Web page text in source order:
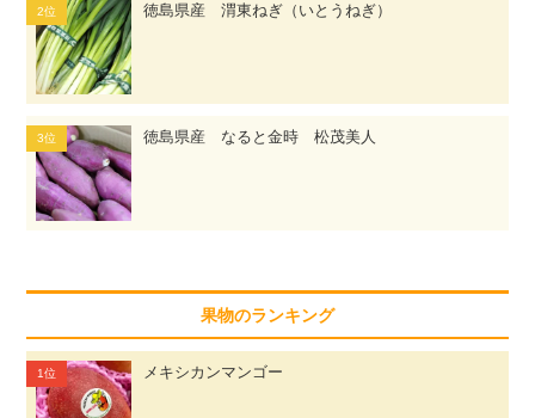
徳島県産 渭東ねぎ（いとうねぎ）
徳島県産 なると金時 松茂美人
果物のランキング
メキシカンマンゴー